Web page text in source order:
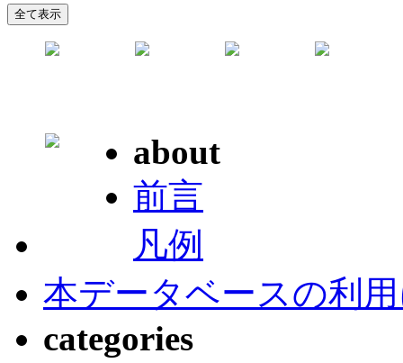
about
前言
凡例
本データベースの利
categories